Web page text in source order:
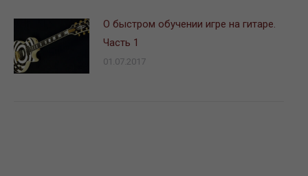
О быстром обучении игре на гитаре.
Часть 1
01.07.2017